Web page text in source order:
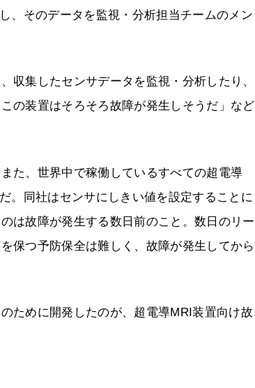
、そのデータを監視・分析担当チームのメン
収集したセンサデータを監視・分析したり、
の装置はそろそろ故障が発生しそうだ」など
た、世界中で稼働しているすべての超電導
。同社はセンサにしきい値を設定することに
は故障が発生する数日前のこと。数日のリー
保つ予防保全は難しく、故障が発生してから
ために開発したのが、超電導MRI装置向け故